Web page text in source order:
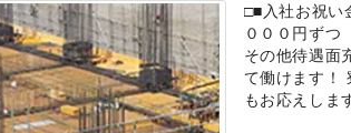
□■入社お祝い
０００円ず
その他待遇面
て働けます
もお応えしま